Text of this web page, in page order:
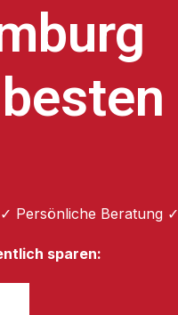
Persönliche Beratung ✓
sparen: